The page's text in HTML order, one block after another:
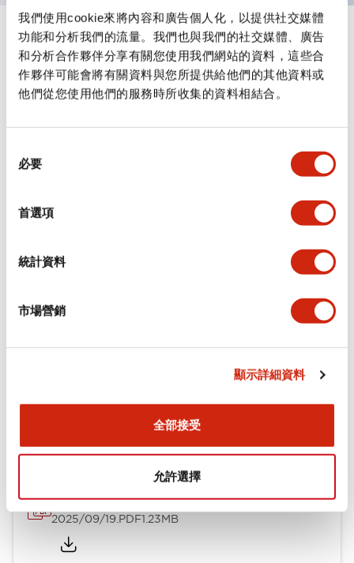
我們使用cookie來將內容和廣告個人化，以提供社交媒體
功能和分析我們的流量。我們也與我們的社交媒體、廣告
和分析合作夥伴分享有關您使用我們網站的資料，這些合
作夥伴可能會將有關資料與您所提供給他們的其他資料或
他們從您使用他們的服務時所收集的資料相結合。
必要
首選項
統計資料
市場營銷
顯示詳細資料
全部接受
允許選擇
規格 顯示全部
審美規範
環境規範
功能規格
Flush Silhouette LW系列 控制元件 (英文版)
2025/09/19.PDF1.23MB